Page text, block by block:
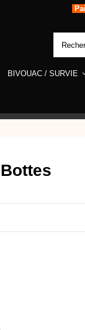
BIVOUAC / SURVIE